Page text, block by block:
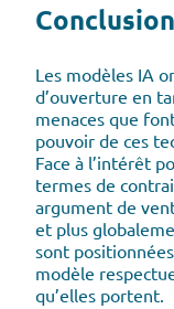
Conclusion
Les modèles IA
d’ouverture en
menaces que
pouvoir de ces
Face à l’intérêt
termes de
argument de
et plus
sont
modèle
qu’elles portent.